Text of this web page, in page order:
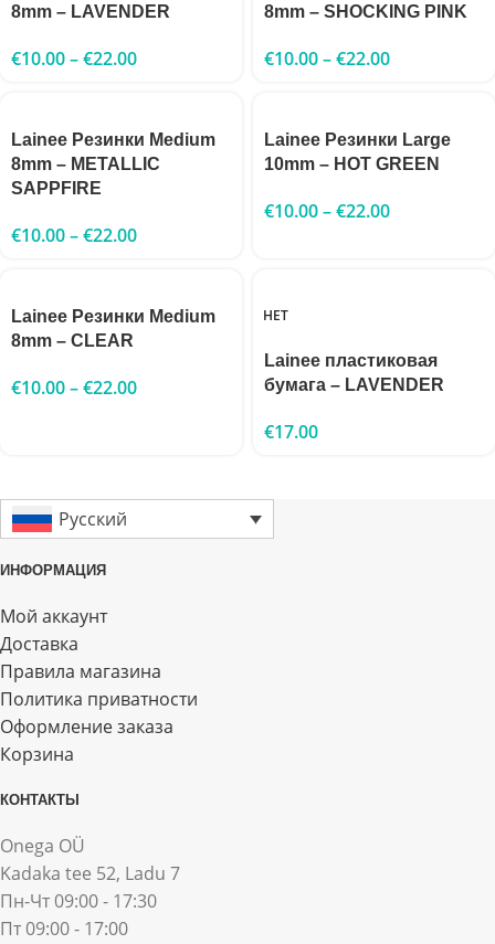
8mm – LAVENDER
€10.00–€22.00
8mm – SHOCKING PINK
€10.00–€22.00
Lainee Резинки Medium
8mm – METALLIC
SAPPFIRE
€10.00–€22.00
Lainee Резинки Large
10mm – HOT GREEN
€10.00–€22.00
Lainee Резинки Medium
8mm – CLEAR
€10.00–€22.00
НЕТ
Lainee пластиковая
бумага – LAVENDER
€17.00
Русский
ИНФОРМАЦИЯ
Мой аккаунт
Доставка
Правила магазина
Политика приватности
Оформление заказа
Корзина
КОНТАКТЫ
Onega OÜ
Kadaka tee 52, Ladu 7
Пн-Чт 09:00 - 17:30
Пт 09:00 - 17:00